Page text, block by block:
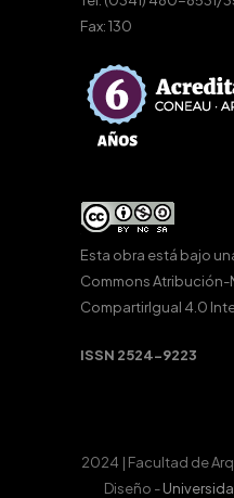
Fax: 130
Esta obra está bajo
Commons
CompartirIgual 4.0
ISSN 2524-9223
2024 | Facultad de
Diseño -